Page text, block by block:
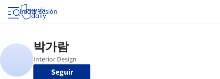
Iniciar sesión
Seguir